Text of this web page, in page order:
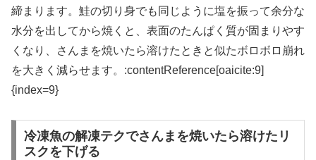
締まります。鮭の切り身でも同じように塩を振って余分な
水分を出してから焼くと、表面のたんぱく質が固まりやす
くなり、さんまを焼いたら溶けたときと似たボロボロ崩れ
を大きく減らせます。:contentReference[oaicite:9]
{index=9}
冷凍魚の解凍テクでさんまを焼いたら溶けたリ
スクを下げる